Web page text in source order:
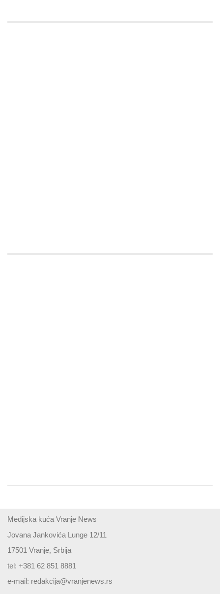
Medijska kuća Vranje News
Jovana Jankovića Lunge 12/11
17501 Vranje, Srbija
tel: +381 62 851 8881
e-mail: redakcija@vranjenews.rs